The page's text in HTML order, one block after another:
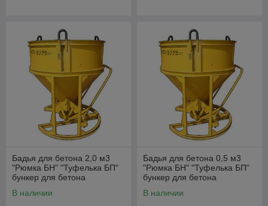
Бадья для бетона 2,0 м3
"Рюмка БН" "Туфелька БП"
бункер для бетона
В наличии
Бадья для бетона 0,5 м3
"Рюмка БН" "Туфелька БП"
бункер для бетона
В наличии